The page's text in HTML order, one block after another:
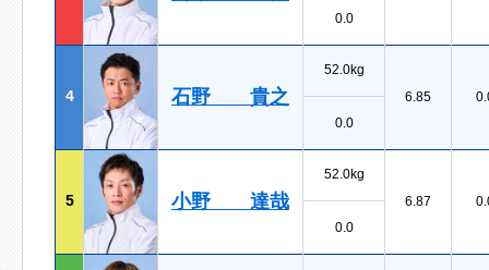
0.0
4 石野 貴之
52.0kg
6.85
0.0
5 小野 達哉
52.0kg
6.87
0.0